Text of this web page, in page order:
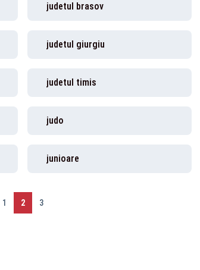
judetul brasov
judetul giurgiu
judetul timis
judo
junioare
1 2 3